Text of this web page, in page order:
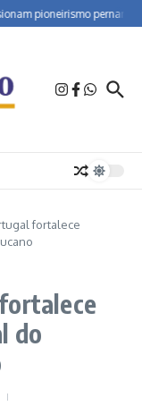
pioneirismo
fortalece
do